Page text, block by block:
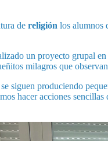
de religión los alumnos
un proyecto grupal
milagros que
siguen produciendo
hacer acciones